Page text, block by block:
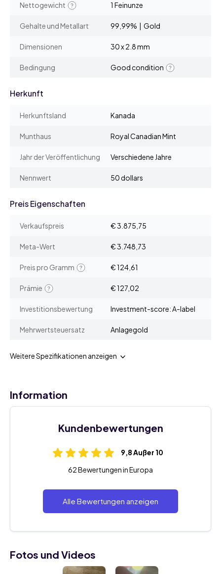
Nettogewicht 1 Feinunze
Gehalte und Metallart 99,99% | Gold
Dimensionen 30 x 2.8 mm
Bedingung Good condition
Herkunft
Herkunftsland Kanada
Munthaus Royal Canadian Mint
Jahr der Veröffentlichung Verschiedene Jahre
Nennwert 50 dollars
Preis Eigenschaften
Verkaufspreis € 3.875,75
Meta-Wert € 3.748,73
Preis pro Gramm € 124,61
Prämie € 127,02
Investitionsbewertung Investment-score: A-label
Mehrwertsteuersatz Anlagegold
Weitere Spezifikationen anzeigen
Information
Kundenbewertungen
9,8 Außer 10
62 Bewertungen in Europa
Alle Bewertungen anzeigen
Fotos und Videos